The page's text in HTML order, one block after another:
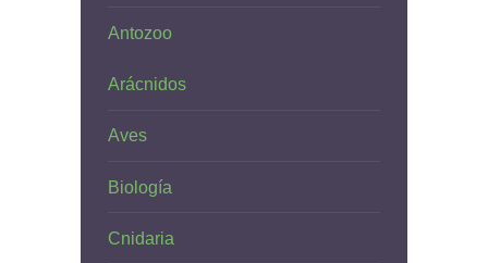
Antozoo
Arácnidos
Aves
Biología
Cnidaria